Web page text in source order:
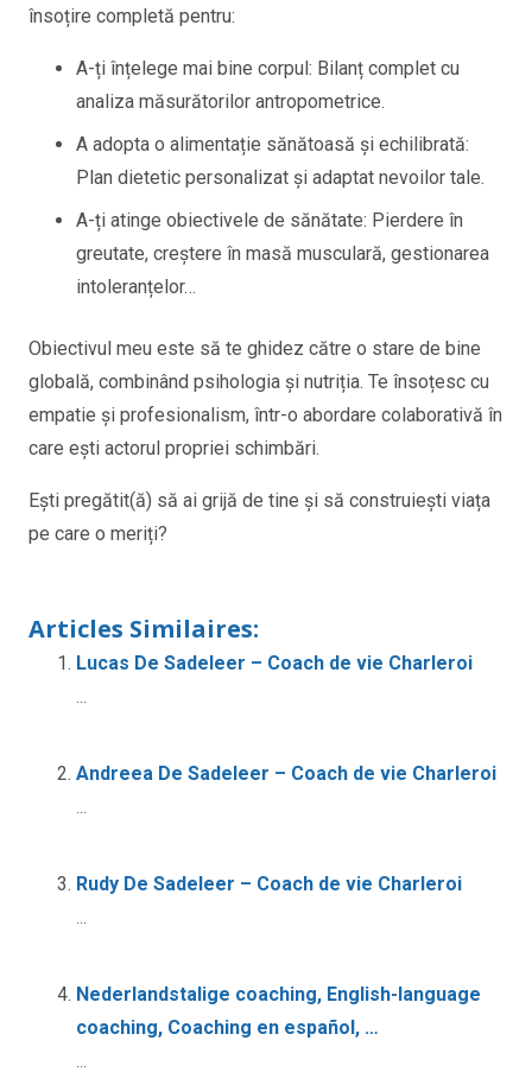
însoțire completă pentru:
A-ți înțelege mai bine corpul: Bilanț complet cu
analiza măsurătorilor antropometrice.
A adopta o alimentație sănătoasă și echilibrată:
Plan dietetic personalizat și adaptat nevoilor tale.
A-ți atinge obiectivele de sănătate: Pierdere în
greutate, creștere în masă musculară, gestionarea
intoleranțelor…
Obiectivul meu este să te ghidez către o stare de bine
globală, combinând psihologia și nutriția. Te însoțesc cu
empatie și profesionalism, într-o abordare colaborativă în
care ești actorul propriei schimbări.
Ești pregătit(ă) să ai grijă de tine și să construiești viața
pe care o meriți?
Articles Similaires:
Lucas De Sadeleer – Coach de vie Charleroi
...
Andreea De Sadeleer – Coach de vie Charleroi
...
Rudy De Sadeleer – Coach de vie Charleroi
...
Nederlandstalige coaching, English-language
coaching, Coaching en español, …
...